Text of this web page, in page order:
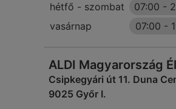
hétfő - szombat
07:00 -
vasárnap
07:00 -
ALDI Magyarország
Csipkegyári út 11. Duna
9025 Győr I.